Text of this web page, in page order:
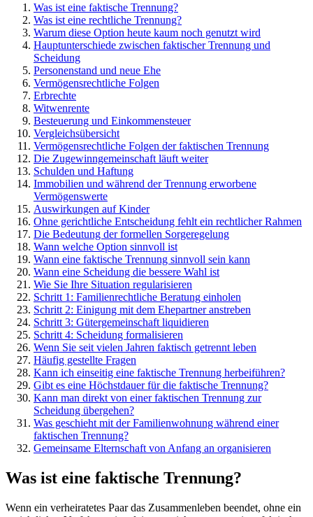
Was ist eine faktische Trennung?
Was ist eine rechtliche Trennung?
Warum diese Option heute kaum noch genutzt wird
Hauptunterschiede zwischen faktischer Trennung und
Scheidung
Personenstand und neue Ehe
Vermögensrechtliche Folgen
Erbrechte
Witwenrente
Besteuerung und Einkommensteuer
Vergleichsübersicht
Vermögensrechtliche Folgen der faktischen Trennung
Die Zugewinngemeinschaft läuft weiter
Schulden und Haftung
Immobilien und während der Trennung erworbene
Vermögenswerte
Auswirkungen auf Kinder
Ohne gerichtliche Entscheidung fehlt ein rechtlicher Rahmen
Die Bedeutung der formellen Sorgeregelung
Wann welche Option sinnvoll ist
Wann eine faktische Trennung sinnvoll sein kann
Wann eine Scheidung die bessere Wahl ist
Wie Sie Ihre Situation regularisieren
Schritt 1: Familienrechtliche Beratung einholen
Schritt 2: Einigung mit dem Ehepartner anstreben
Schritt 3: Gütergemeinschaft liquidieren
Schritt 4: Scheidung formalisieren
Wenn Sie seit vielen Jahren faktisch getrennt leben
Häufig gestellte Fragen
Kann ich einseitig eine faktische Trennung herbeiführen?
Gibt es eine Höchstdauer für die faktische Trennung?
Kann man direkt von einer faktischen Trennung zur
Scheidung übergehen?
Was geschieht mit der Familienwohnung während einer
faktischen Trennung?
Gemeinsame Elternschaft von Anfang an organisieren
Was ist eine faktische Trennung?
Wenn ein verheiratetes Paar das Zusammenleben beendet, ohne ein